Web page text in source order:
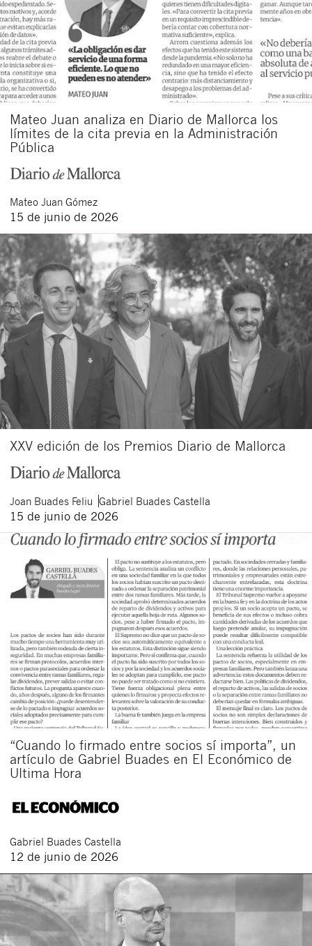
Mateo Juan analiza en Diario de Mallorca los
límites de la cita previa en la Administración
Pública
Mateo Juan Gómez
15 de junio de 2026
XXV edición de los Premios Diario de Mallorca
Joan Buades Feliu Gabriel Buades Castella
15 de junio de 2026
“Cuando lo firmado entre socios sí importa”, un
artículo de Gabriel Buades en El Económico de
Ultima Hora
Gabriel Buades Castella
12 de junio de 2026